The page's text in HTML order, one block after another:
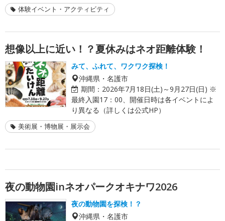
体験イベント・アクティビティ
想像以上に近い！？夏休みはネオ距離体験！
みて、ふれて、ワクワク探検！
沖縄県・名護市
期間： 2026年7月18日(土)～9月27日(日) ※
最終入園17：00、開催日時は各イベントによ
り異なる（詳しくは公式HP）
美術展・博物展・展示会
夜の動物園inネオパークオキナワ2026
夜の動物園を探検！？
沖縄県・名護市